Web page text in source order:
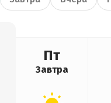
Пт
Завтра